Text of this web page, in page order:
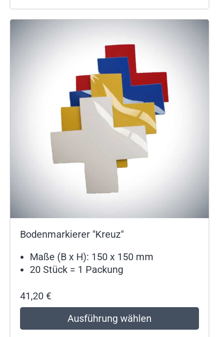
Bodenmarkierer "Kreuz"
Maße (B x H): 150 x 150 mm
20 Stück = 1 Packung
41,20 €
Ausführung wählen